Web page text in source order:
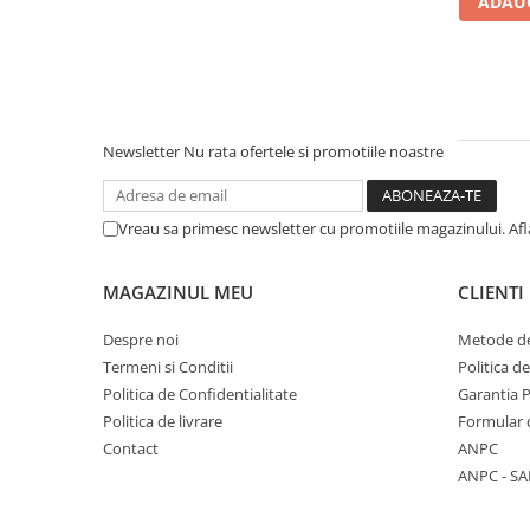
Senzatii/Dragoste
Senzatii/Erotic
Senzatii/Thriller
Teens Book Club
Newsletter Nu rata ofertele si promotiile noastre
Vreau sa primesc newsletter cu promotiile magazinului.
MAGAZINUL MEU
Despre noi
Termeni si Conditii
Politica de Confidentialitate
Politica de livrare
Contact
CLIENTI
Metode
Politica
Garantia
Formular
ANPC
ANPC -